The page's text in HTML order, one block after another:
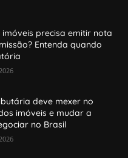
precisa emitir nota
Entenda quando
deve mexer no
imóveis e mudar a
no Brasil